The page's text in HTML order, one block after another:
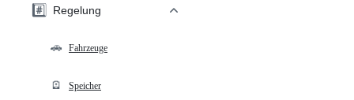
#️⃣ Regelung
🚗 Fahrzeuge
🪫 Speicher